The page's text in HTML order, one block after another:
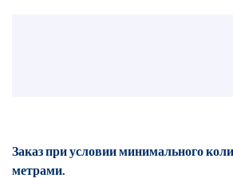
Заказ при условии минимального
метрами.